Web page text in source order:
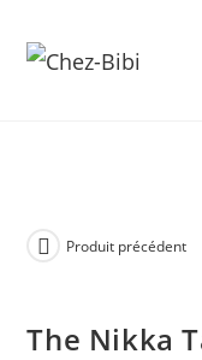
content
Produit précédent
The Nikka